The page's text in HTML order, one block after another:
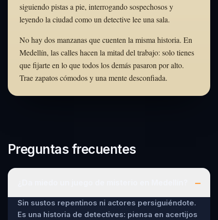
siguiendo pistas a pie, interrogando sospechosos y
leyendo la ciudad como un detective lee una sala.
No hay dos manzanas que cuenten la misma historia. En
Medellín, las calles hacen la mitad del trabajo: solo tienes
que fijarte en lo que todos los demás pasaron por alto.
Trae zapatos cómodos y una mente desconfiada.
Preguntas frecuentes
–
Sin sustos repentinos ni actores persiguiéndote.
Es una historia de detectives: piensa en acertijos